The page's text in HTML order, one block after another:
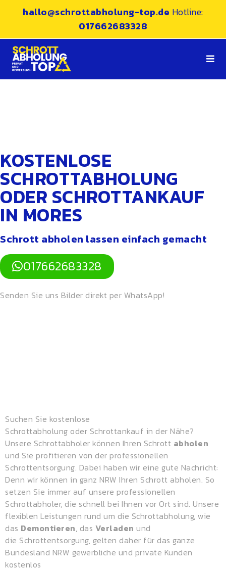
hallo@schrottabholung-top.de Hotline:
017662683328
KOSTENLOSE
SCHROTTABHOLUNG
ODER SCHROTTANKAUF
IN MORES
Schrott abholen lassen einfach gemacht
017662683328
Senden Sie uns Bilder direkt per WhatsApp!
Suchen Sie kostenlose
Schrottabholung oder Schrottankauf in der Nähe?
Unsere Schrottabholer können Ihren Schrott abholen
und Sie profitieren von der professionellen
Schrottentsorgung. Dabei haben wir eine gute Nachricht:
Denn wir können in ganz NRW Ihren Schrott abholen. So
setzen Sie immer auf unsere professionellen
Schrottabholer, die schnell bei Ihnen vor Ort sind. Unsere
flexiblen Leistungen rund um die Schrottabholung, wie
das Demontieren, das Verladen und
die Schrottentsorgung, gelten daher für das ganze
Bundesland NRW gewerbliche und private Kunden
kostenlos